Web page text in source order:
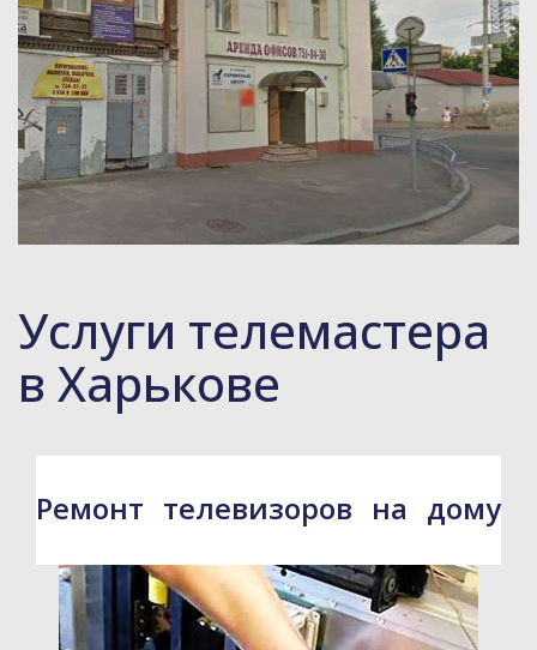
Услуги телемастера
в Харькове
Ремонт телевизоров на дому